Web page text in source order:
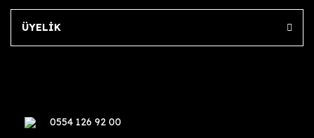
ÜYELİK
0554 126 92 00